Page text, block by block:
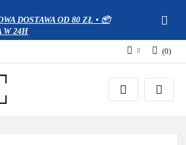
DOSTAWA OD 80 ZŁ • 📦
W 24H
Zaloguj się
Zarejestruj się
(0)